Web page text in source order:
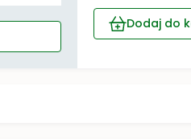
Dodaj do